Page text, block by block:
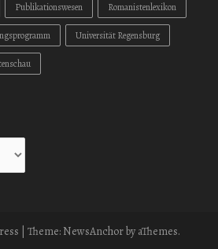
Publikationswesen Romanistenlexikon
Universität Regensburg
Theme: NewsAnchorby aThemes.